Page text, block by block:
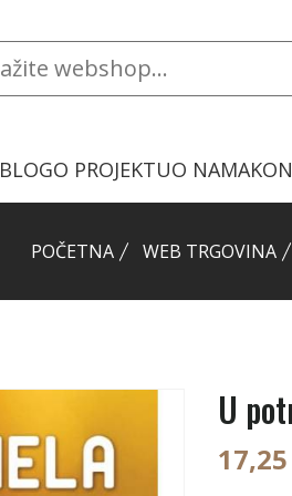
BLOGO PROJEKTUO NAMA
POČETNA WEB TRGOVINA
U